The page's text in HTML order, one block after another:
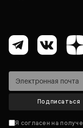
Подписаться
Я согласен на